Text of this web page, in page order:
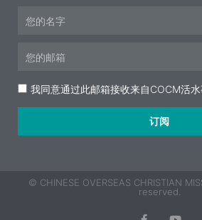
Name
Email
Acceptance
我同意通过此邮箱接收来自COCM活
订阅
© CHINESE OVERSEAS CHRISTIAN
reserved.
F Y